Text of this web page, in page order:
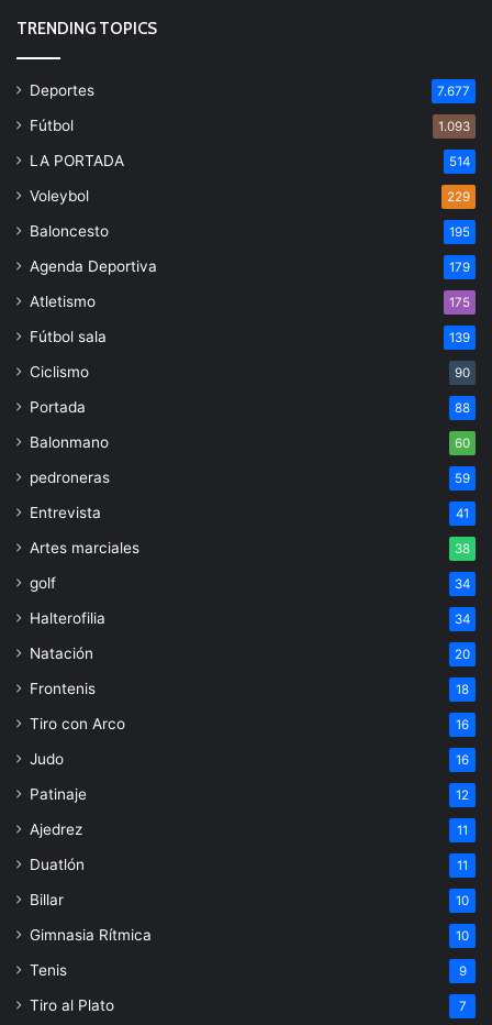
TRENDING TOPICS
Deportes 7.677
Fútbol 1.093
LA PORTADA 514
Voleybol 229
Baloncesto 195
Agenda Deportiva 179
Atletismo 175
Fútbol sala 139
Ciclismo 90
Portada 88
Balonmano 60
pedroneras 59
Entrevista 41
Artes marciales 38
golf 34
Halterofilia 34
Natación 20
Frontenis 18
Tiro con Arco 16
Judo 16
Patinaje 12
Ajedrez 11
Duatlón 11
Billar 10
Gimnasia Rítmica 10
Tenis 9
Tiro al Plato 7